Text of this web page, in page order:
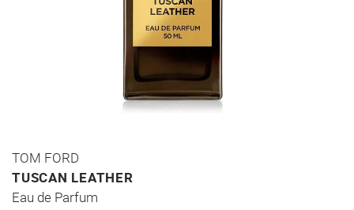
Zum
Anfang
der
Bildgalerie
TOM FORD
TUSCAN LEATHER
Eau de Parfum